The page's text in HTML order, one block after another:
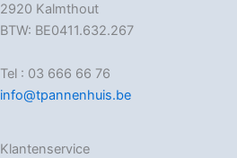
2920 Kalmthout
BTW: BE0411.632.267
Tel : 03 666 66 76
info@tpannenhuis.be
Klantenservice